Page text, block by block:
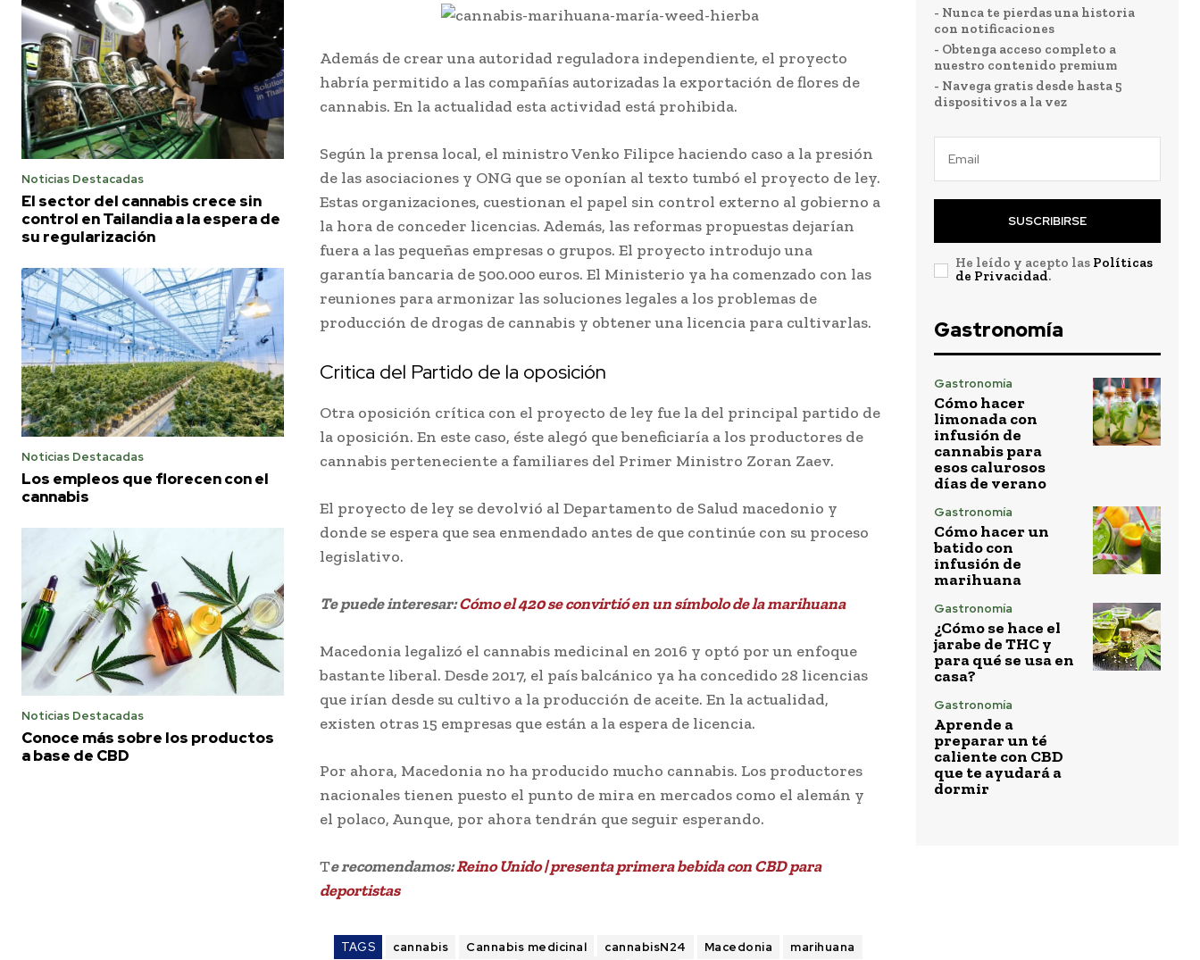
Noticias Destacadas
El sector del cannabis crece sin
control en Tailandia a la espera de
su regularización
Noticias Destacadas
Los empleos que florecen con el
cannabis
Noticias Destacadas
Conoce más sobre los productos
a base de CBD
Además de crear una autoridad reguladora independiente, el proyecto
habría permitido a las compañías autorizadas la exportación de flores de
cannabis. En la actualidad esta actividad está prohibida.
Según la prensa local, el ministro Venko Filipce haciendo caso a la presión
de las asociaciones y ONG que se oponían al texto tumbó el proyecto de ley.
Estas organizaciones, cuestionan el papel sin control externo al gobierno a
la hora de conceder licencias. Además, las reformas propuestas dejarían
fuera a las pequeñas empresas o grupos. El proyecto introdujo una
garantía bancaria de 500.000 euros. El Ministerio ya ha comenzado con las
reuniones para armonizar las soluciones legales a los problemas de
producción de drogas de cannabis y obtener una licencia para cultivarlas.
Critica del Partido de la oposición
Otra oposición crítica con el proyecto de ley fue la del principal partido de
la oposición. En este caso, éste alegó que beneficiaría a los productores de
cannabis perteneciente a familiares del Primer Ministro Zoran Zaev.
El proyecto de ley se devolvió al Departamento de Salud macedonio y
donde se espera que sea enmendado antes de que continúe con su proceso
legislativo.
Te puede interesar:Cómo el 420 se convirtió en un símbolo de la marihuana
Macedonia legalizó el cannabis medicinal en 2016 y optó por un enfoque
bastante liberal. Desde 2017, el país balcánico ya ha concedido 28 licencias
que irían desde su cultivo a la producción de aceite. En la actualidad,
existen otras 15 empresas que están a la espera de licencia.
Por ahora, Macedonia no ha producido mucho cannabis. Los productores
nacionales tienen puesto el punto de mira en mercados como el alemán y
el polaco, Aunque, por ahora tendrán que seguir esperando.
Te recomendamos:Reino Unido | presenta primera bebida con CBD para
deportistas
TAGS cannabis Cannabis medicinal cannabisN24 Macedonia
marihuana
- Nunca te pierdas una historia
con notificaciones
- Obtenga acceso completo a
nuestro contenido premium
- Navega gratis desde hasta 5
dispositivos a la vez
SUSCRIBIRSE
He leído y acepto las Políticas
de Privacidad.
Gastronomía
Gastronomía
Cómo hacer
limonada con
infusión de
cannabis para
esos calurosos
días de verano
Gastronomía
Cómo hacer un
batido con
infusión de
marihuana
Gastronomía
¿Cómo se hace el
jarabe de THC y
para qué se usa en
casa?
Gastronomía
Aprende a
preparar un té
caliente con CBD
que te ayudará a
dormir